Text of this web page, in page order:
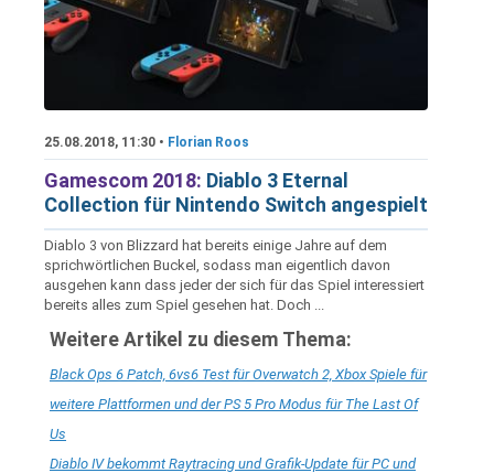
25.08.2018, 11:30 • Florian Roos
Gamescom 2018: Diablo 3 Eternal
Collection für Nintendo Switch angespielt
Diablo 3 von Blizzard hat bereits einige Jahre auf dem
sprichwörtlichen Buckel, sodass man eigentlich davon
ausgehen kann dass jeder der sich für das Spiel interessiert
bereits alles zum Spiel gesehen hat. Doch ...
Weitere Artikel zu diesem Thema:
Black Ops 6 Patch, 6vs6 Test für Overwatch 2, Xbox Spiele für
weitere Plattformen und der PS 5 Pro Modus für The Last Of
Us
Diablo IV bekommt Raytracing und Grafik-Update für PC und